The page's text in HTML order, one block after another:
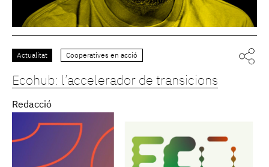
Actualitat Cooperatives en acció
Ecohub: l’accelerador de transicions
Redacció